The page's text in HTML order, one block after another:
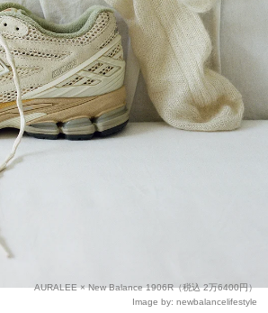
AURALEE × New Balance 1906R（税込 2万6400円）
Image by: newbalancelifestyle